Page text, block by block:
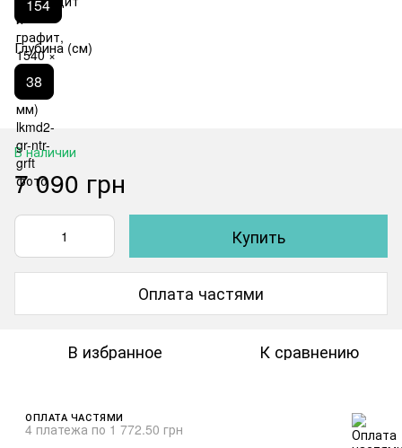
154
Глубина (см)
38
В наличии
7 090 грн
Купить
Оплата частями
В избранное К сравнению
ОПЛАТА ЧАСТЯМИ
4 платежа по 1 772.50 грн